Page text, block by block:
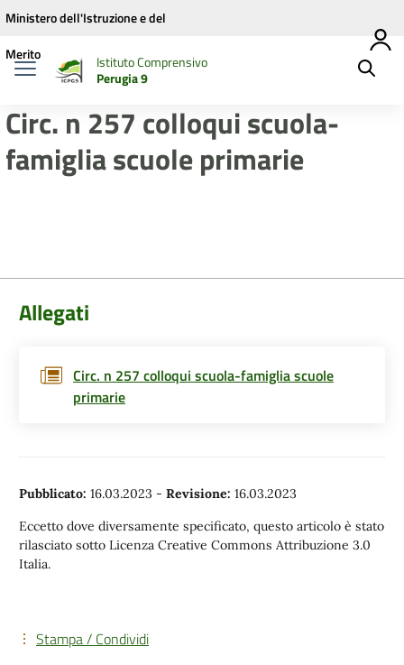
Vai ai contenuti
Vai al menu di navigazione
Vai al footer
Ministero dell'Istruzione e del
Merito
Istituto Comprensivo
Perugia 9
Circ. n 257 colloqui scuola-
famiglia scuole primarie
Allegati
Circ. n 257 colloqui scuola-famiglia scuole
primarie
Pubblicato: 16.03.2023 - Revisione: 16.03.2023
Eccetto dove diversamente specificato, questo articolo è stato
rilasciato sotto Licenza Creative Commons Attribuzione 3.0
Italia.
Stampa / Condividi